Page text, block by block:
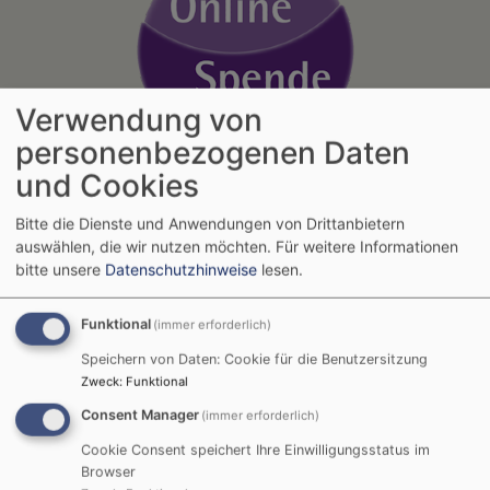
Termine Senioren
Fr, 11.9. 9-10:30 Uhr
Julia Kraushaar
München Himmelfahrtskirche München-Pasing,
Gemeindehaus
Mi, 16.9. 9:15-10 Uhr
Seniorengymnastik (Gruppe 1)
Elka Epkes
München Himmelfahrtskirche München-Pasing,
Verwendung von
personenbezogenen Daten
und Cookies
Bitte die Dienste und Anwendungen von Drittanbietern
auswählen, die wir nutzen möchten. Für weitere Informationen
bitte unsere Datenschutzhinweise lesen.
Funktional (immer erforderlich)
Speichern von Daten: Cookie für die Benutzersitzung
Zweck: Funktional
Consent Manager (immer erforderlich)
Cookie Consent speichert Ihre Einwilligungsstatus im
Browser